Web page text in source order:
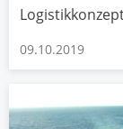
09.10.2019